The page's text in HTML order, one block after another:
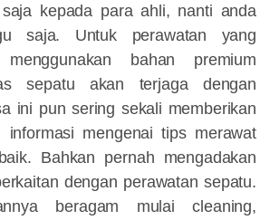
kepada para ahli, nanti anda
saja. Untuk perawatan yang
bahan premium
sepatu akan terjaga dengan
ini pun sering sekali memberikan
informasi mengenai tips merawat
Bahkan pernah mengadakan
dengan perawatan sepatu.
beragam mulai cleaning,